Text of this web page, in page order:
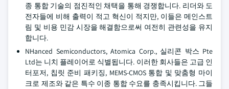
종 통합 기술의 점진적인 채택을 통해 경쟁합니다. 리더와 도
전자들에 비해 출력이 적고 혁신이 적지만, 이들은 메인스트
림 및 비용 민감 시장을 해결함으로써 여전히 관련성을 유지
합니다.
NHanced Semiconductors, Atomica Corp., 실리콘 박스 Pte
Ltd는 니치 플레이어로 식별됩니다. 이러한 회사들은 고급 인
터포저, 칩릿 준비 패키징, MEMS-CMOS 통합 및 맞춤형 마이
크로 제조와 같은 특수 이종 통합 수요를 충족시킵니다. 그들